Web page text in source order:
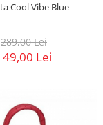
Cool Vibe Blue
289,00 Lei
Lei